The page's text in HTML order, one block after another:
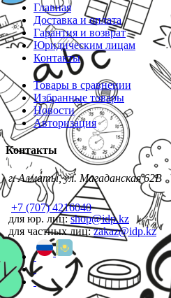
Главная
Доставка и оплата
Гарантия и возврат
Юридическим лицам
Контакты
Товары в сравнении
Избранные товары
Новости
Авторизация
Контакты
г. Алматы, ул. Магаданская 62В
+7 (707) 4216040
для юр. лиц:shop@idp.kz
для частных лиц:zakaz@idp.kz